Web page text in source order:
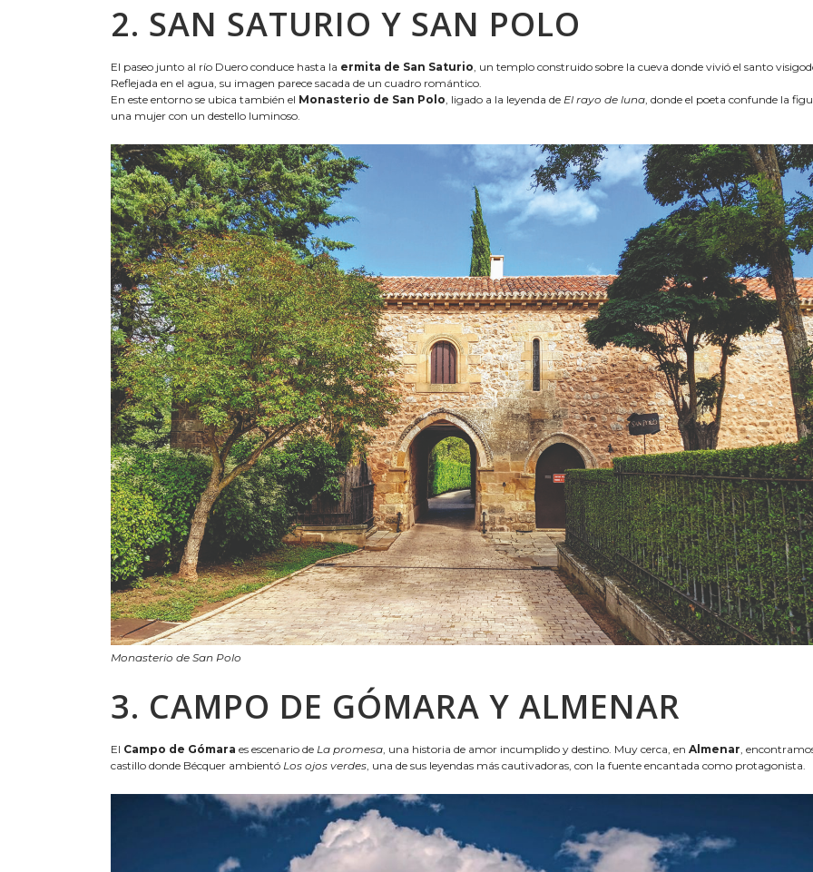
2. SAN SATURIO Y SAN POLO
El paseo junto al río Duero conduce hasta la ermita de San Saturio , un templo construido sobre la cueva donde vivió el santo
Reflejada en el agua, su imagen parece sacada de un cuadro romántico.
En este entorno se ubica también el Monasterio de San Polo , ligado a la leyenda de El rayo de luna , donde el poeta confunde la
una mujer con un destello luminoso.
Monasterio de San Polo
3. CAMPO DE GÓMARA Y ALMENAR
El Campo de Gómara es escenario de La promesa , una historia de amor incumplido y destino. Muy cerca, en Almenar ,
castillo donde Bécquer ambientó Los ojos verdes , una de sus leyendas más cautivadoras, con la fuente encantada como protagonista.